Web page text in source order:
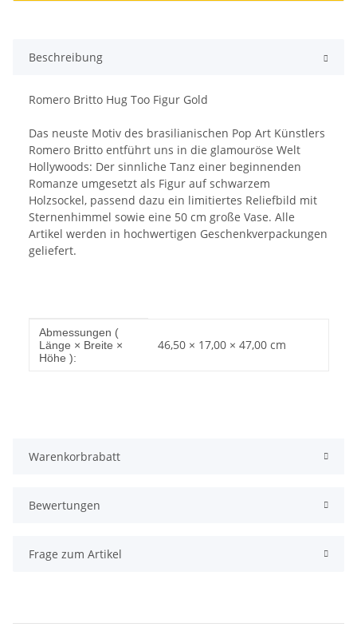
Beschreibung
Romero Britto Hug Too Figur Gold
Das neuste Motiv des brasilianischen Pop Art Künstlers
Romero Britto entführt uns in die glamouröse Welt
Hollywoods: Der sinnliche Tanz einer beginnenden
Romanze umgesetzt als Figur auf schwarzem
Holzsockel, passend dazu ein limitiertes Reliefbild mit
Sternenhimmel sowie eine 50 cm große Vase. Alle
Artikel werden in hochwertigen Geschenkverpackungen
geliefert.
Produkteigenschaft
Wert
Abmessungen (
Länge × Breite ×
Höhe ):
46,50 × 17,00 × 47,00 cm
Warenkorbrabatt
Bewertungen
Frage zum Artikel